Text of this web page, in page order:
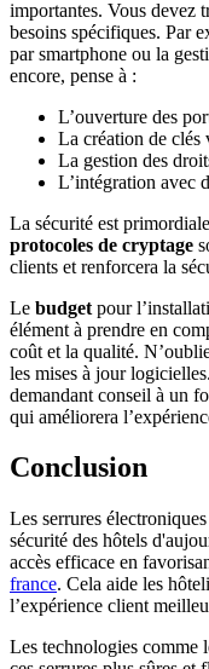
importantes. Vous devez
besoins spécifiques. Par
par smartphone ou la
encore, pense à :
L’ouverture des
La création de clés
La gestion des
L’intégration avec
La sécurité est
protocoles de cryptage
clients et renforcera la
Le budget pour
élément à prendre en
coût et la qualité.
les mises à jour
demandant conseil à un
qui améliorera
Conclusion
Les serrures
sécurité des hôtels
accès efficace en
france. Cela aide les
l’expérience client
Les technologies